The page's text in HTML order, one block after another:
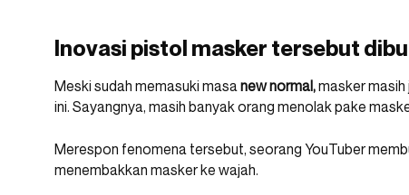
Inovasi pistol masker tersebut
Meski sudah memasuki masanew normal,masker
ini. Sayangnya, masih banyak orang menolak pake
Merespon fenomena tersebut, seorang YouTuber
menembakkan masker ke wajah.